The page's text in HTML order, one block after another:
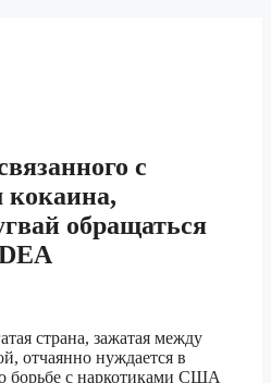
с
кокаина,
обращаться
страна, зажатая между
отчаянно нуждается в
борьбе с наркотиками США